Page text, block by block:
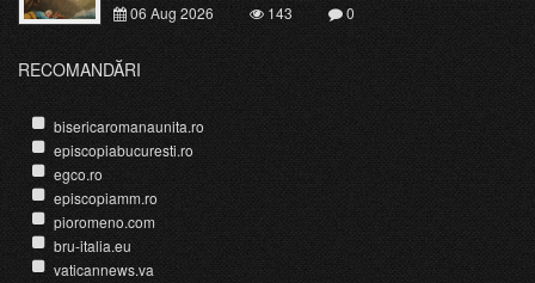
06 Aug 2026
143 0
RECOMANDĂRI
bisericaromanaunita.ro
episcopiabucuresti.ro
egco.ro
episcopiamm.ro
pioromeno.com
bru-italia.eu
vaticannews.va